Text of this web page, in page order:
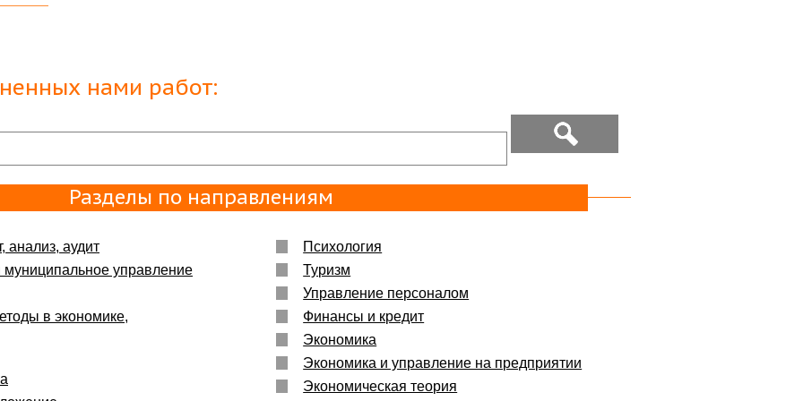
Вам
и
нами работ:
Разделы по направлениям
анализ, аудит
муниципальное управление
в экономике,
Психология
Туризм
Управление персоналом
Финансы и кредит
Экономика
Экономика и управление на предприятии
Экономическая теория